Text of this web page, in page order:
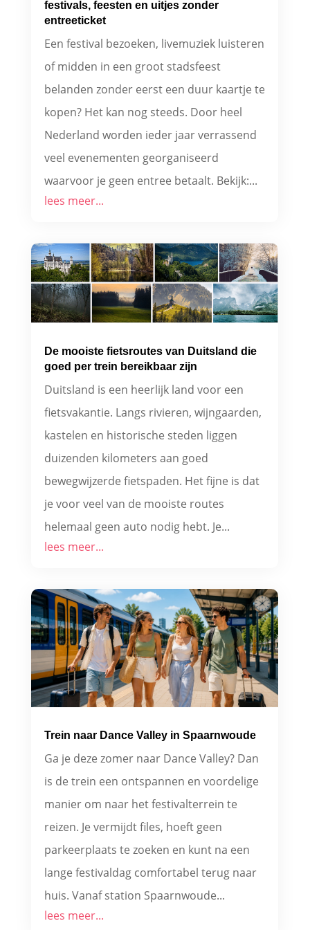
festivals, feesten en uitjes zonder
entreeticket
Een festival bezoeken, livemuziek luisteren
of midden in een groot stadsfeest
belanden zonder eerst een duur kaartje te
kopen? Het kan nog steeds. Door heel
Nederland worden ieder jaar verrassend
veel evenementen georganiseerd
waarvoor je geen entree betaalt. Bekijk:...
lees meer...
De mooiste fietsroutes van Duitsland die
goed per trein bereikbaar zijn
Duitsland is een heerlijk land voor een
fietsvakantie. Langs rivieren, wijngaarden,
kastelen en historische steden liggen
duizenden kilometers aan goed
bewegwijzerde fietspaden. Het fijne is dat
je voor veel van de mooiste routes
helemaal geen auto nodig hebt. Je...
lees meer...
Trein naar Dance Valley in Spaarnwoude
Ga je deze zomer naar Dance Valley? Dan
is de trein een ontspannen en voordelige
manier om naar het festivalterrein te
reizen. Je vermijdt files, hoeft geen
parkeerplaats te zoeken en kunt na een
lange festivaldag comfortabel terug naar
huis. Vanaf station Spaarnwoude...
lees meer...